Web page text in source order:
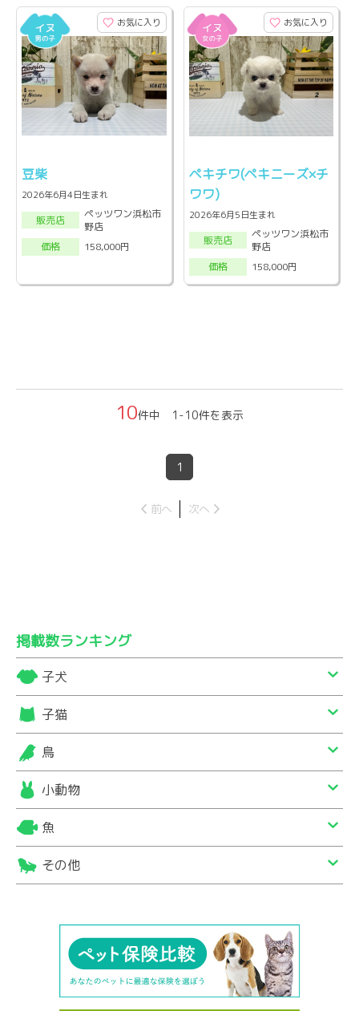
お気に入り
豆柴
2026年6月4日生まれ
販売店
ペッツワン浜松市
野店
価格
158,000円
お気に入り
ペキチワ(ペキニーズ×チ
ワワ)
2026年6月5日生まれ
販売店
ペッツワン浜松市
野店
価格
158,000円
10件中 1-10件を表示
1
前へ 次へ
掲載数ランキング
子犬
子猫
鳥
小動物
魚
その他